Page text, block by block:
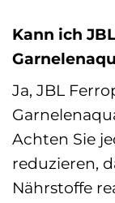
Kann ich
Ja, JBL
Achten Sie
reduzieren,
Nährstoffe